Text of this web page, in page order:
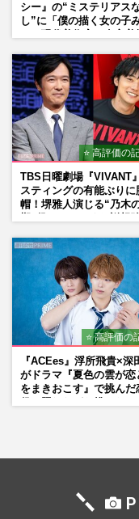
シー』の“ミステリアス
し”に「僕の描く女の子
⭐ 高評価の
TBS日曜劇場『VIVANT
スティングの有能ぶりに
帽！堺雅人演じる“乃木
マン長男・櫻井海音だっ
⭐ 高評価の
『ACEes』浮所飛貴×深
がドラマ『夏色の雲が恋
をまきおこす』で挑んだ